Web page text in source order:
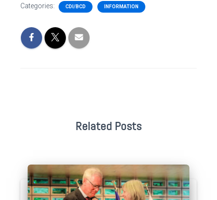
Categories: CDI/BCD INFORMATION
Related Posts